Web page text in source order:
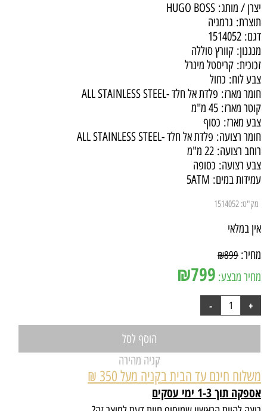
יצרן / מותג: HUGO BOSS
תוצרת: גרמניה
דגם: 1514052
מנגנון: קוורץ סוללה
זכוכית: קריסטל מינרל
צבע לוח: כחול
חומר מארז: פלדת אל חלד -ALL STAINLESS STEEL
קוטר מארז: 45 מ"מ
צבע מארז: כסוף
חומר רצועה: פלדת אל חלד -ALL STAINLESS STEEL
רוחב רצועה: 22 מ"מ
צבע רצועה: כסופה
עמידות במים: 5ATM
מק"ט: 1514052
אין במלאי
מחיר:
₪899
מחיר מבצע: ₪799
הוסף לסל
קניה מהירה
משלוח חינם עד הבית בקניה מעל 350 ₪
אספקה תוך 1-3 ימי עסקים